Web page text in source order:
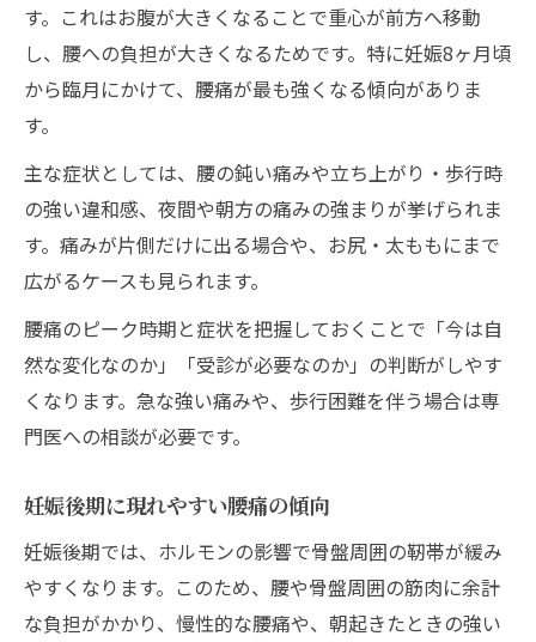
す。これはお腹が大きくなることで重心が前方へ移動
し、腰への負担が大きくなるためです。特に妊娠8ヶ月頃
から臨月にかけて、腰痛が最も強くなる傾向がありま
す。
主な症状としては、腰の鈍い痛みや立ち上がり・歩行時
の強い違和感、夜間や朝方の痛みの強まりが挙げられま
す。痛みが片側だけに出る場合や、お尻・太ももにまで
広がるケースも見られます。
腰痛のピーク時期と症状を把握しておくことで「今は自
然な変化なのか」「受診が必要なのか」の判断がしやす
くなります。急な強い痛みや、歩行困難を伴う場合は専
門医への相談が必要です。
妊娠後期に現れやすい腰痛の傾向
妊娠後期では、ホルモンの影響で骨盤周囲の靭帯が緩み
やすくなります。このため、腰や骨盤周囲の筋肉に余計
な負担がかかり、慢性的な腰痛や、朝起きたときの強い